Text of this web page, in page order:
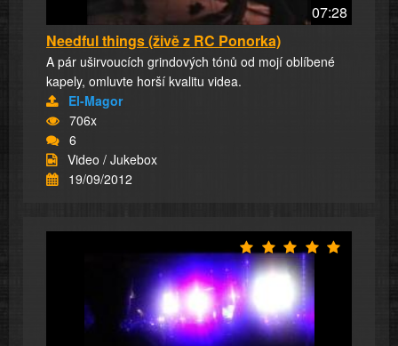
07:28
Needful things (živě z RC Ponorka)
A pár uširvoucích grindových tónů od mojí oblíbené
kapely, omluvte horší kvalitu videa.
El-Magor
706x
6
Video / Jukebox
19/09/2012